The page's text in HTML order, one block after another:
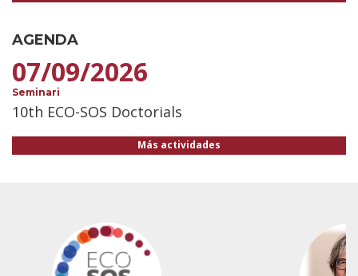
AGENDA
07/09/2026
Seminari
10th ECO-SOS Doctorials
Más actividades